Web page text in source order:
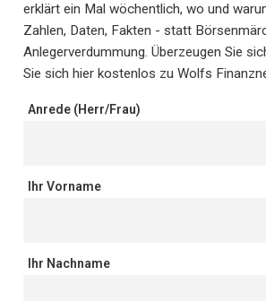
erklärt ein Mal wöchentlich, wo und
Zahlen, Daten, Fakten - statt
Anlegerverdummung. Überzeugen Sie
Sie sich hier kostenlos zu Wolfs
Anrede (Herr/Frau)
Ihr Vorname
Ihr Nachname